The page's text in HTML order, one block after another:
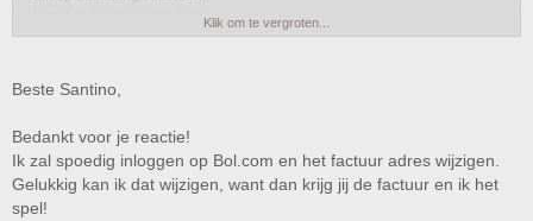
Wacht code af in je mailbox.
Ga terug naar bol.com zodra code binnen is.
Klik bij Call of Duty WWII op bestelling annuleren.
Met vriendelijke groet,
Santino
Klik om te vergroten...
Beste Santino,
Bedankt voor je reactie!
Ik zal spoedig inloggen op Bol.com en het factuur adres wijzigen.
Gelukkig kan ik dat wijzigen, want dan krijg jij de factuur en ik het
spel!